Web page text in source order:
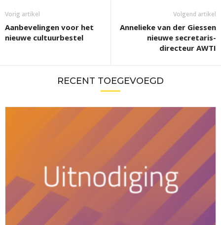
Vorig artikel
Aanbevelingen voor het
nieuwe cultuurbestel
Volgend artikel
Annelieke van der Giessen
nieuwe secretaris-
directeur AWTI
RECENT TOEGEVOEGD